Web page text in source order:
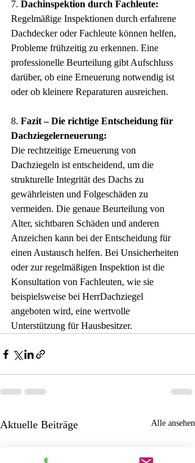
7. Dachinspektion durch Fachleute:
Regelmäßige Inspektionen durch erfahrene
Dachdecker oder Fachleute können helfen,
Probleme frühzeitig zu erkennen. Eine
professionelle Beurteilung gibt Aufschluss
darüber, ob eine Erneuerung notwendig ist
oder ob kleinere Reparaturen ausreichen.
8. Fazit – Die richtige Entscheidung für
Dachziegelerneuerung:
Die rechtzeitige Erneuerung von
Dachziegeln ist entscheidend, um die
strukturelle Integrität des Dachs zu
gewährleisten und Folgeschäden zu
vermeiden. Die genaue Beurteilung von
Alter, sichtbaren Schäden und anderen
Anzeichen kann bei der Entscheidung für
einen Austausch helfen. Bei Unsicherheiten
oder zur regelmäßigen Inspektion ist die
Konsultation von Fachleuten, wie sie
beispielsweise bei HerrDachziegel
angeboten wird, eine wertvolle
Unterstützung für Hausbesitzer.
Aktuelle Beiträge Alle ansehen